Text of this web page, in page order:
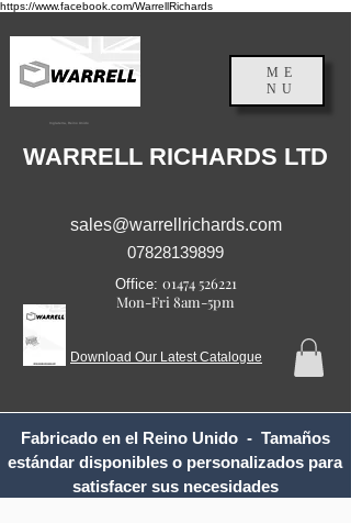
https://www.facebook.com/WarrellRichards
Inglaterra, Reino Unido
ME
NU
WARRELL RICHARDS LTD
sales@warrellrichards.com
07828139899
Office: 01474 526221
Mon-Fri 8am-5pm
Download Our Latest Catalogue
Fabricado en el Reino Unido - Tamaños
estándar disponibles o personalizados para
satisfacer sus necesidades